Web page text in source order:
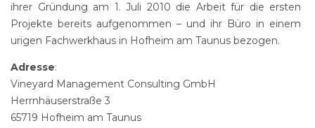
ihrer Gründung am 1. Juli 2010 die Arbeit für die ersten
Projekte bereits aufgenommen – und ihr Büro in einem
urigen Fachwerkhaus in Hofheim am Taunus bezogen.
Adresse:
Vineyard Management Consulting GmbH
Herrnhäuserstraße 3
65719 Hofheim am Taunus